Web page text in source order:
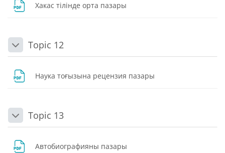
Хакас тілінде орта пазары
DaraltTopic 12
Наука тоғызына рецензия пазары
DaraltTopic 13
Автобиографияны пазары